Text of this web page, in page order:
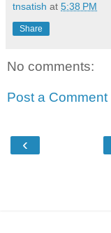
tnsatish at 5:38 PM
Share
No comments:
Post a Comment
‹